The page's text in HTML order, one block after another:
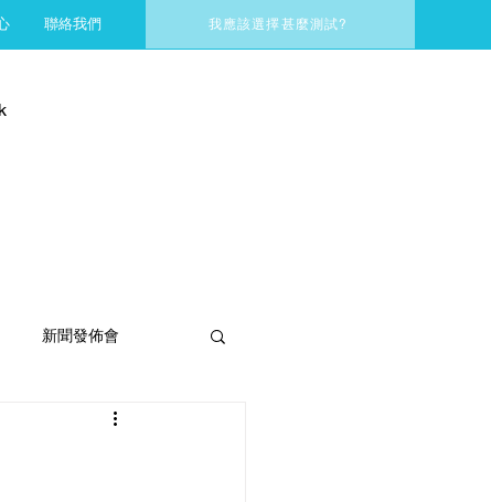
聯絡我們 我應該選擇甚麼測試?
新聞發佈會